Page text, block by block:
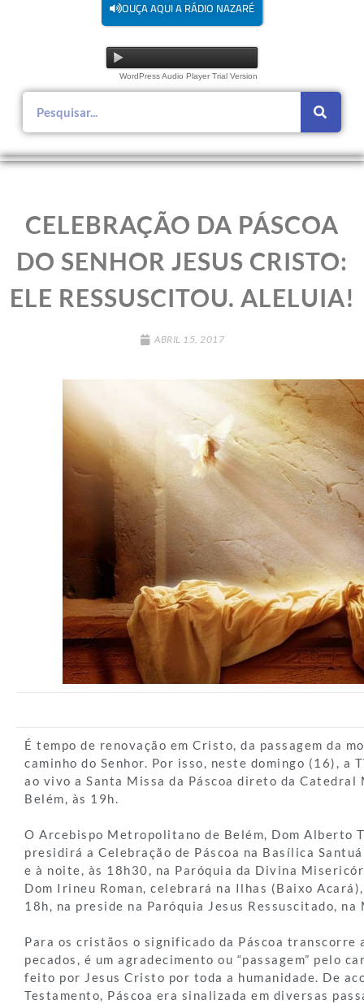
OUÇA AQUI A RÁDIO NAZARÉ
WordPress Audio Player Trial Version
CELEBRAÇÃO DA PÁSCOA
DO SENHOR JESUS CRISTO:
ELE RESSUSCITOU. ALELUIA!
ABRIL 15, 2017
É tempo de renovação em Cristo, da passagem da
caminho do Senhor. Por isso, neste domingo (16), a
ao vivo a Santa Missa da Páscoa direto da
Belém, às 19h.
O Arcebispo Metropolitano de Belém, Dom Alberto
presidirá a Celebração de Páscoa na Basílica
e à noite, às 18h30, na Paróquia da Divina
Dom Irineu Roman, celebrará na Ilhas (Baixo
18h, na preside na Paróquia Jesus Ressuscitado,
Para os cristãos o significado da Páscoa transcorre
pecados, é um agradecimento ou “passagem” pelo
feito por Jesus Cristo por toda a humanidade. De
Testamento, Páscoa era sinalizada em diversas